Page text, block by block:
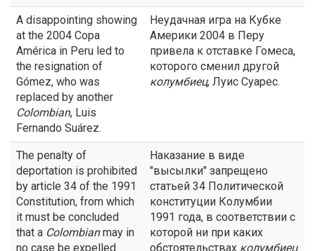
A disappointing showing
at the 2004 Copa
América in Peru led to
the resignation of
Gómez, who was
replaced by another
Colombian, Luis
Fernando Suárez.
Неудачная игра на Кубке
Америки 2004 в Перу
привела к отставке Гомеса,
которого сменил другой
колумбиец, Луис Суарес.
The penalty of
deportation is prohibited
by article 34 of the 1991
Constitution, from which
it must be concluded
that a Colombianmay in
no case be expelled
Наказание в виде
"высылки" запрещено
статьей 34 Политической
конституции Колумбии
1991 года, в соответствии с
которой ни при каких
обстоятельствах колумбиец